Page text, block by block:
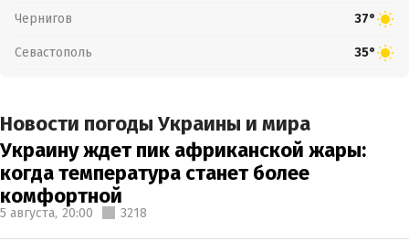
Чернигов 37°
Севастополь 35°
Новости погоды Украины и мира
Украину ждет пик африканской жары:
когда температура станет более
комфортной
5 августа, 20:00 3218